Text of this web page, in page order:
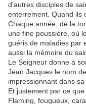
d'autres disciples de
enterrement. Quand ils
Chaque année, de la
une fine poussière, où
guéris de maladies par
aussi la mémoire du
Le Seigneur donne à
Jean Jacques le nom
impressionnant dans
Et justement par ce
Flaming, fougueux,